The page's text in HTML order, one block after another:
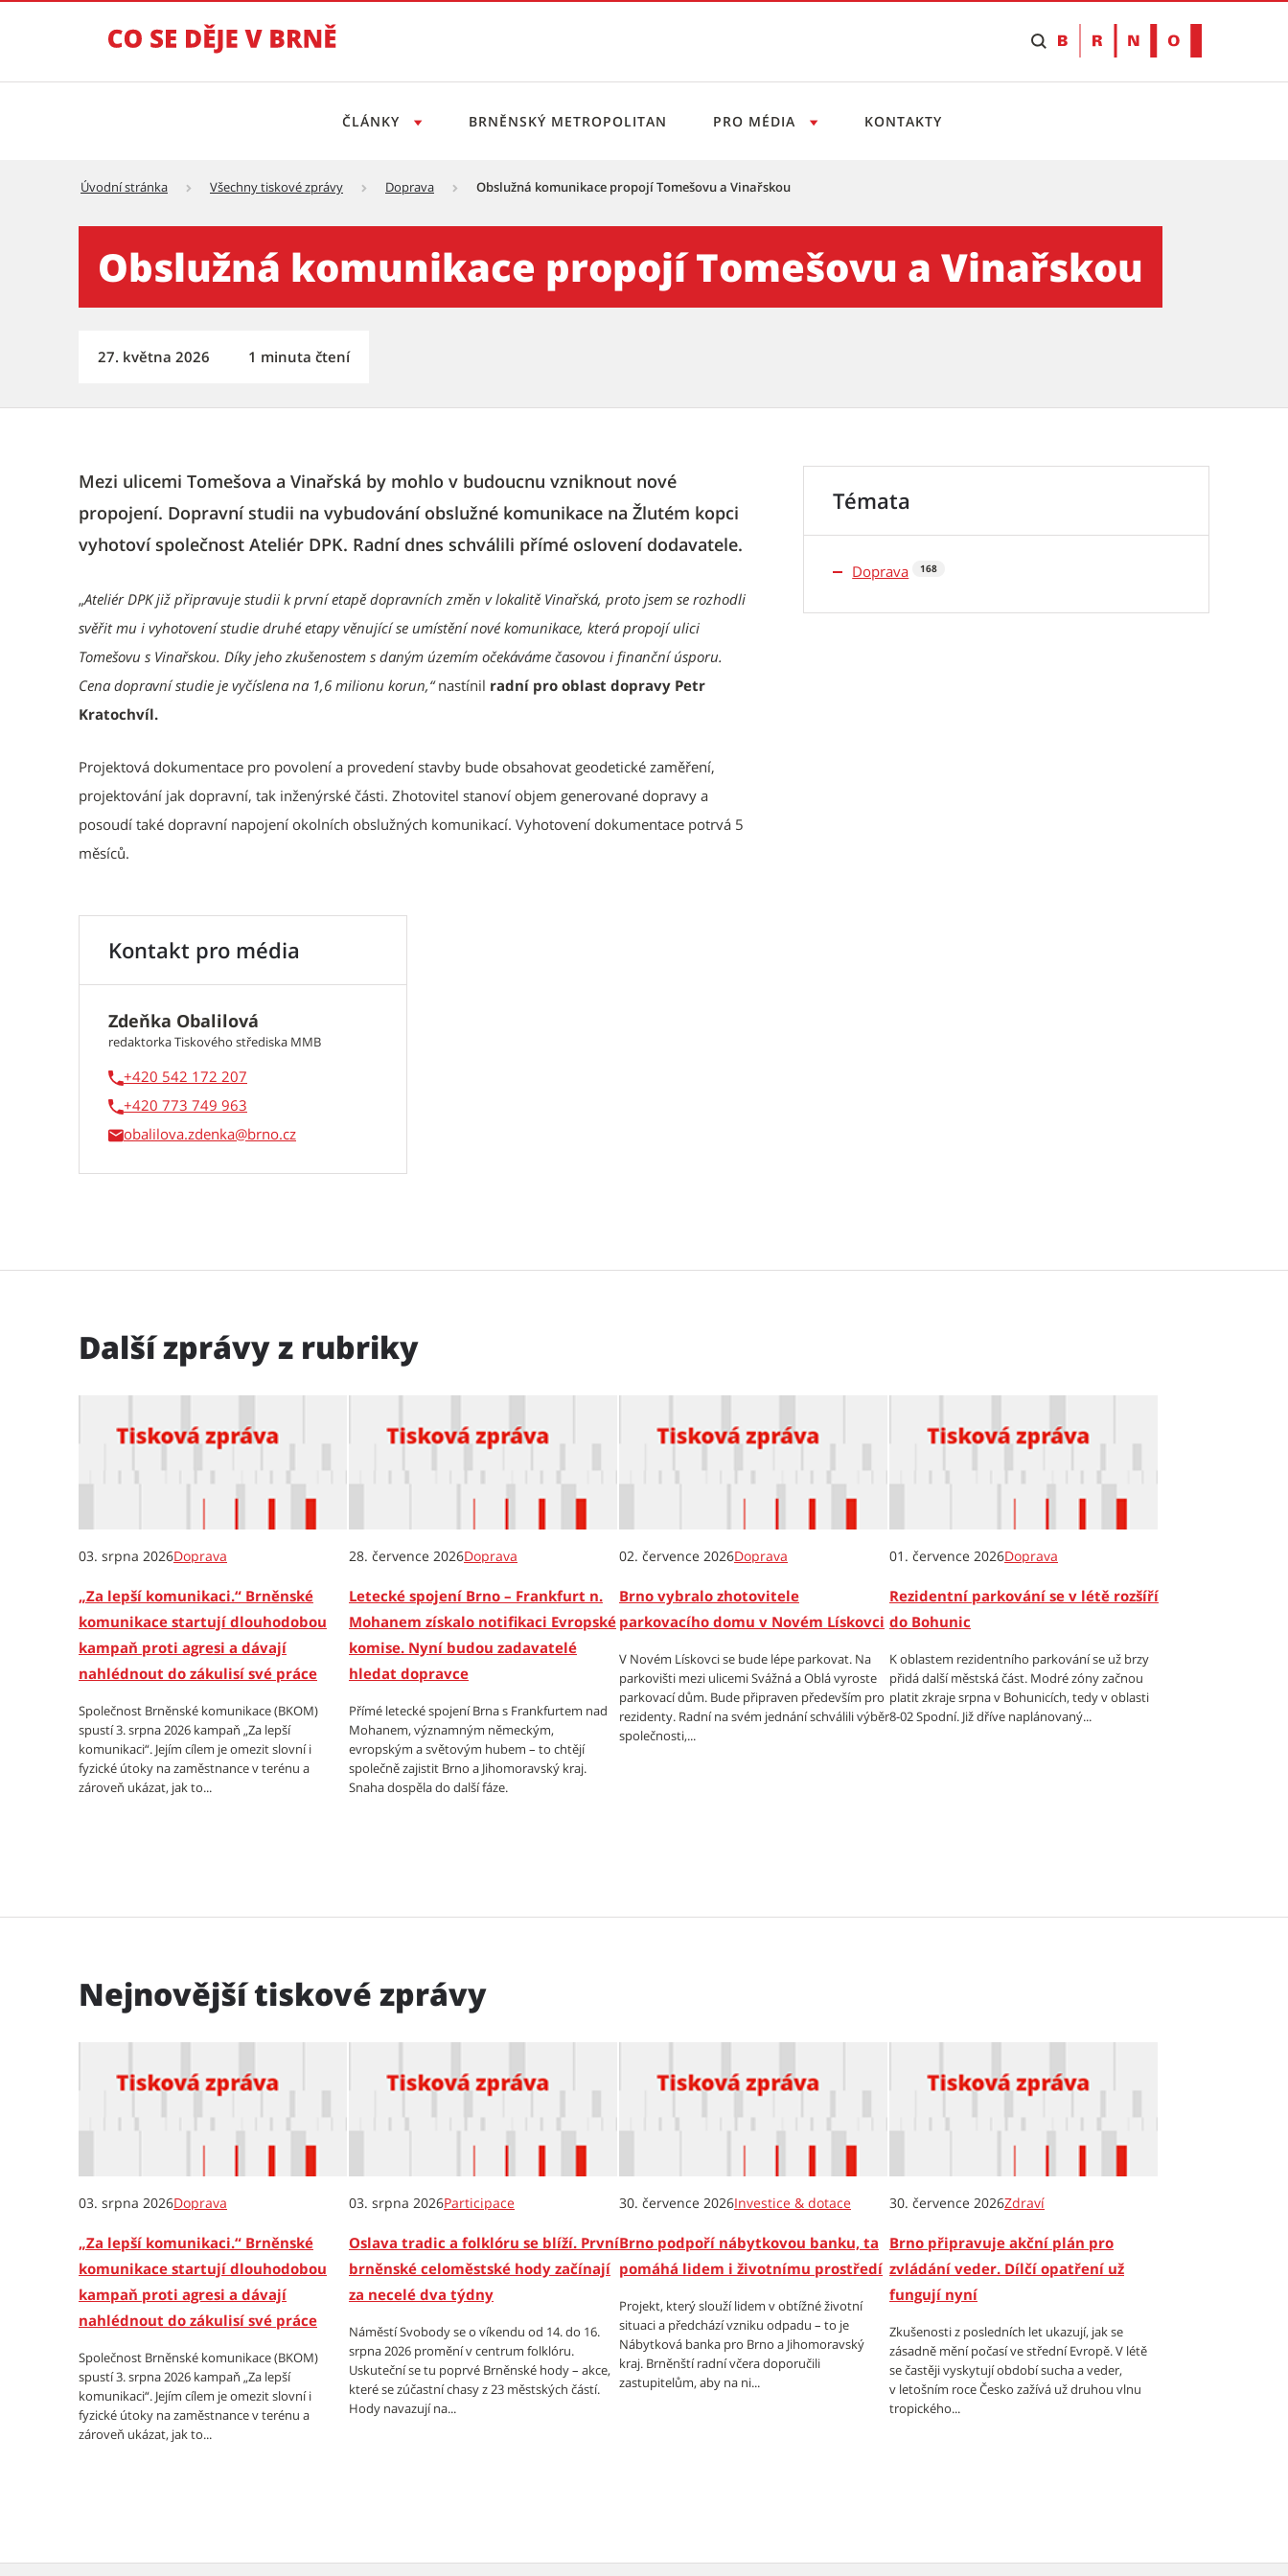
Obslužná komunikace propojí Tomešovu a Vinařskou - Tiskový servis
ČLÁNKY BRNĚNSKÝ METROPOLITAN PRO MÉDIA KONTAKTY
Úvodní stránka Všechny tiskové zprávy Doprava Obslužná komunikace propojí Tomešovu a Vinařskou
Obslužná komunikace propojí Tomešovu a Vinařskou
27. května 2026 1 minuta čtení
Mezi ulicemi Tomešova a Vinařská by mohlo v budoucnu vzniknout nové
propojení. Dopravní studii na vybudování obslužné komunikace na Žlutém kopci
vyhotoví společnost Ateliér DPK. Radní dnes schválili přímé oslovení dodavatele.
„Ateliér DPK již připravuje studii k první etapě dopravních změn v lokalitě Vinařská, proto jsem se rozhodli
svěřit mu i vyhotovení studie druhé etapy věnující se umístění nové komunikace, která propojí ulici
Tomešovu s Vinařskou. Díky jeho zkušenostem s daným územím očekáváme časovou i finanční úsporu.
Cena dopravní studie je vyčíslena na 1,6 milionu korun,“nastínil radní pro oblast dopravy Petr
Kratochvíl.
Projektová dokumentace pro povolení a provedení stavby bude obsahovat geodetické zaměření,
projektování jak dopravní, tak inženýrské části. Zhotovitel stanoví objem generované dopravy a
posoudí také dopravní napojení okolních obslužných komunikací. Vyhotovení dokumentace potrvá 5
měsíců.
Kontakt pro média
Zdeňka Obalilová
redaktorka Tiskového střediska MMB
+420 542 172 207
+420 773 749 963
obalilova.zdenka
Témata
Doprava 168
Další zprávy z rubriky
03. srpna 2026Doprava
„Za lepší komunikaci.“ Brněnské
komunikace startují dlouhodobou
kampaň proti agresi a dávají
nahlédnout do zákulisí své práce
Společnost Brněnské komunikace (BKOM)
spustí 3. srpna 2026 kampaň „Za lepší
komunikaci“. Jejím cílem je omezit slovní i
fyzické útoky na zaměstnance v terénu a
zároveň ukázat, jak to...
28. července 2026Doprava
Letecké spojení Brno – Frankfurt n.
Mohanem získalo notifikaci Evropské
komise. Nyní budou zadavatelé
hledat dopravce
Přímé letecké spojení Brna s Frankfurtem nad
Mohanem, významným německým,
evropským a světovým hubem – to chtějí
společně zajistit Brno a Jihomoravský kraj.
Snaha dospěla do další fáze.
02. července 2026Doprava
Brno vybralo zhotovitele
parkovacího domu v Novém Lískovci
V Novém Lískovci se bude lépe parkovat. Na
parkovišti mezi ulicemi Svážná a Oblá vyroste
parkovací dům. Bude připraven především pro
rezidenty. Radní na svém jednání schválili výběr
společnosti,...
01. července 2026Doprava
Rezidentní parkování se v létě rozšíří
do Bohunic
K oblastem rezidentního parkování se už brzy
přidá další městská část. Modré zóny začnou
platit zkraje srpna v Bohunicích, tedy v oblasti
8-02 Spodní. Již dříve naplánovaný...
Nejnovější tiskové zprávy
03. srpna 2026Doprava
„Za lepší komunikaci.“ Brněnské
komunikace startují dlouhodobou
kampaň proti agresi a dávají
nahlédnout do zákulisí své práce
Společnost Brněnské komunikace (BKOM)
spustí 3. srpna 2026 kampaň „Za lepší
komunikaci“. Jejím cílem je omezit slovní i
fyzické útoky na zaměstnance v terénu a
zároveň ukázat, jak to...
03. srpna 2026Participace
Oslava tradic a folklóru se blíží. První
brněnské celoměstské hody začínají
za necelé dva týdny
Náměstí Svobody se o víkendu od 14. do 16.
srpna 2026 promění v centrum folklóru.
Uskuteční se tu poprvé Brněnské hody – akce,
které se zúčastní chasy z 23 městských částí.
Hody navazují na...
30. července 2026Investice & dotace
Brno podpoří nábytkovou banku, ta
pomáhá lidem i životnímu prostředí
Projekt, který slouží lidem v obtížné životní
situaci a předchází vzniku odpadu – to je
Nábytková banka pro Brno a Jihomoravský
kraj. Brněnští radní včera doporučili
zastupitelům, aby na ni...
30. července 2026Zdraví
Brno připravuje akční plán pro
zvládání veder. Dílčí opatření už
fungují nyní
Zkušenosti z posledních let ukazují, jak se
zásadně mění počasí ve střední Evropě. V létě
se častěji vyskytují období sucha a veder,
v letošním roce Česko zažívá už druhou vlnu
tropického...